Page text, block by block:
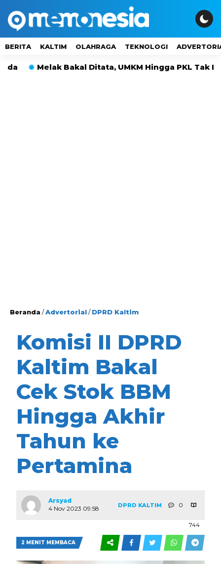
BERITA KALTIM OLAHRAGA TEKNOLOGI
Melak Bakal Ditata, UMKM Hingga PKL Tak
Beranda /Advertorial/DPRD Kaltim
Komisi II DPRD
Kaltim Bakal
Cek Stok BBM
Hingga Akhir
Tahun ke
Pertamina
Arsyad
4 Nov 2023 09:58
DPRD KALTIM 0
744
2 MENIT MEMBACA